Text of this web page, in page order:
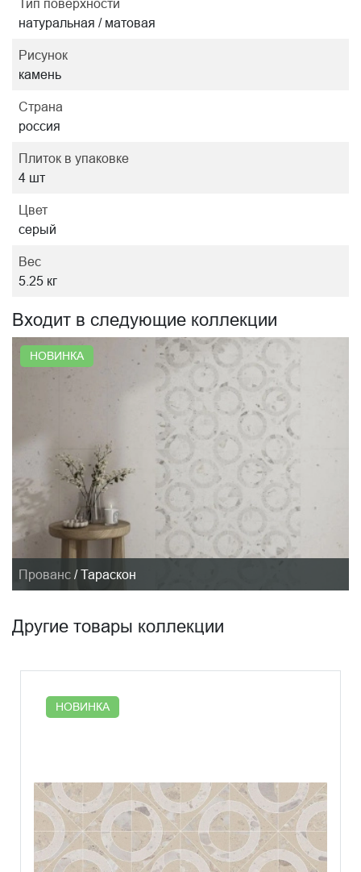
Тип поверхности
натуральная / матовая
Рисунок
камень
Страна
россия
Плиток в упаковке
4 шт
Цвет
серый
Вес
5.25 кг
Входит в следующие коллекции
НОВИНКА
Прованс / Тараскон
Другие товары коллекции
НОВИНКА